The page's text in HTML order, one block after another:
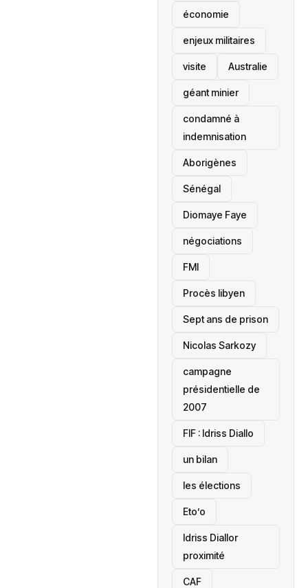
économie
enjeux militaires
visite ‎Australie
géant minier
condamné à
indemnisation
Aborigènes
Sénégal
Diomaye Faye
négociations
FMI
Procès libyen
Sept ans de prison
Nicolas Sarkozy
campagne
présidentielle de
2007
‎FIF : Idriss Diallo
un bilan
les élections
Eto’o
Idriss Diallor
proximité
CAF